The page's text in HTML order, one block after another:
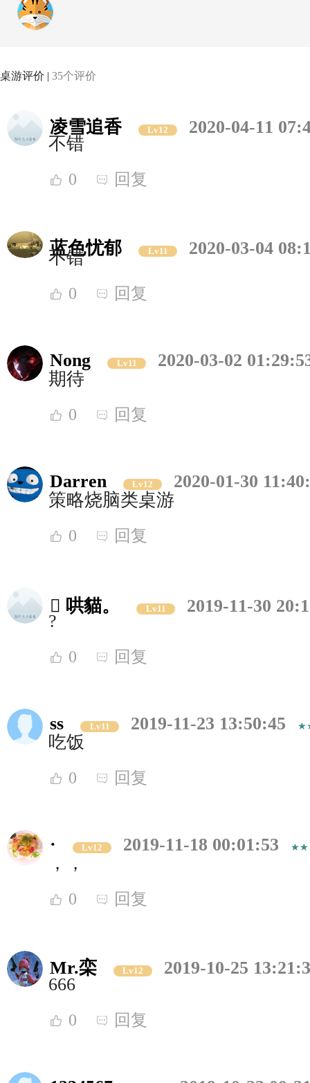
桌游评价 | 35个评价
凌雪追香 Lv12
2020-04-11
不错
0 回复
蓝色忧郁 Lv11 2020-03-04
不错
0 回复
Nong Lv11
2020-03-02
期待
0 回复
Darren Lv12
2020-01-30
策略烧脑类桌游
0 回复
 哄貓。 Lv11 2019-11-30
?
0 回复
ss Lv11
2019-11-23 13:50:45
吃饭
0 回复
· Lv12
2019-11-18 00:01:53
，，
0 回复
Mr.栾 Lv12
2019-10-25
666
0 回复